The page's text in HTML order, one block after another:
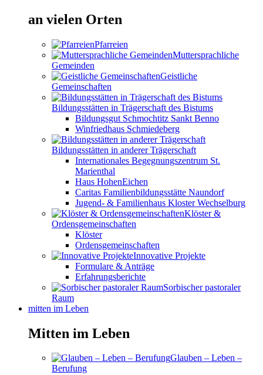
an vielen Orten
Pfarreien
Muttersprachliche
Gemeinden
Geistliche
Gemeinschaften
Bildungsstätten in Trägerschaft des Bistums
Bildungsgut Schmochtitz Sankt Benno
Winfriedhaus Schmiedeberg
Bildungsstätten in anderer Trägerschaft
Internationales Begegnungszentrum St.
Marienthal
Haus HohenEichen
Caritas Familienbildungsstätte Naundorf
Jugend- & Familienhaus Kloster Wechselburg
Klöster &
Ordensgemeinschaften
Klöster
Ordensgemeinschaften
Innovative Projekte
Formulare & Anträge
Erfahrungsberichte
Sorbischer pastoraler
Raum
mitten im Leben
Mitten im Leben
Glauben – Leben –
Berufung